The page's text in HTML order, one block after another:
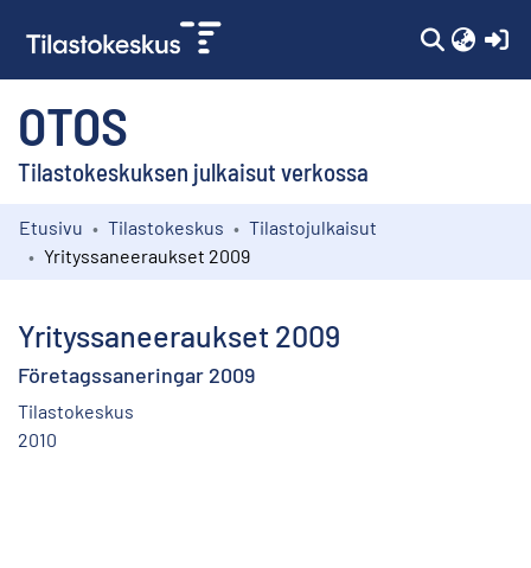
OTOS
Tilastokeskuksen julkaisut verkossa
Kokoelmat
Etusivu Tilastokeskus
Tilastojulkaisut
Yrityssaneeraukset 2009
Yrityssaneeraukset 2009
Företagssaneringar 2009
Tilastokeskus
2010